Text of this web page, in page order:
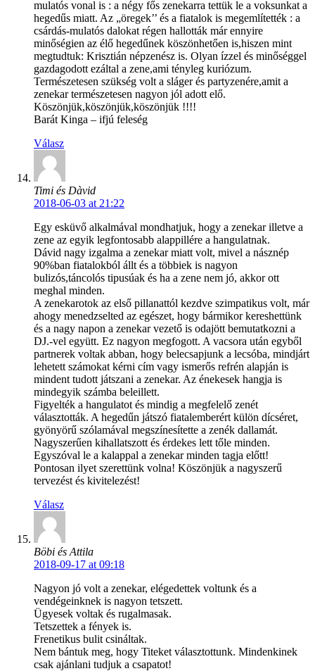
mulatós vonal is : a négy fős zenekarra tettük le a voksunkat a
hegedűs miatt. Az „öregek’’ és a fiatalok is megemlítették : a
csárdás-mulatós dalokat régen hallották már ennyire
minőségien az élő hegedűnek köszönhetően is,hiszen mint
megtudtuk: Krisztián népzenész is. Olyan ízzel és minőséggel
gazdagodott ezáltal a zene,ami tényleg kuriózum.
Természetesen szükség volt a sláger és partyzenére,amit a
zenekar természetesen nagyon jól adott elő.
Köszönjük,köszönjük,köszönjük !!!!
Barát Kinga – ifjú feleség
Válasz
Timi és Dàvid
2018-06-03 at 21:22
Egy esküvő alkalmával mondhatjuk, hogy a zenekar illetve a
zene az egyik legfontosabb alappillére a hangulatnak.
Dávid nagy izgalma a zenekar miatt volt, mivel a násznép
90%ban fiatalokból állt és a többiek is nagyon
bulizós,táncolós tipusúak és ha a zene nem jó, akkor ott
meghal minden.
A zenekarotok az első pillanattól kezdve szimpatikus volt, már
ahogy menedzselted az egészet, hogy bármikor kereshettünk
és a nagy napon a zenekar vezető is odajött bemutatkozni a
DJ.-vel együtt. Ez nagyon megfogott. A vacsora után egyből
partnerek voltak abban, hogy belecsapjunk a lecsóba, mindjárt
lehetett számokat kérni cím vagy ismerős refrén alapján is
mindent tudott játszani a zenekar. Az énekesek hangja is
mindegyik számba beleillett.
Figyelték a hangulatot és mindig a megfelelő zenét
választották. A hegedűn játszó fiatalemberért külön dícséret,
gyönyörű szólamával megszínesítette a zenék dallamát.
Nagyszerűen kihallatszott és érdekes lett tőle minden.
Egyszóval le a kalappal a zenekar minden tagja előtt!
Pontosan ilyet szerettünk volna! Köszönjük a nagyszerű
tervezést és kivitelezést!
Válasz
Böbi és Attila
2018-09-17 at 09:18
Nagyon jó volt a zenekar, elégedettek voltunk és a
vendégeinknek is nagyon tetszett.
Ügyesek voltak és rugalmasak.
Tetszettek a fények is.
Frenetikus bulit csináltak.
Nem bántuk meg, hogy Titeket választottunk. Mindenkinek
csak ajánlani tudjuk a csapatot!